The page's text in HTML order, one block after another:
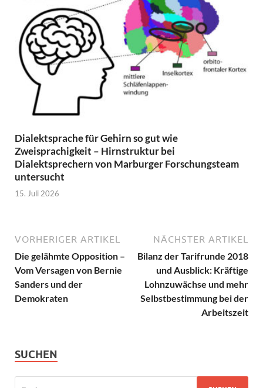
Dialektsprache für Gehirn so gut wie
Zweisprachigkeit – Hirnstruktur bei
Dialektsprechern von Marburger Forschungsteam
untersucht
15. Juli 2026
VORHERIGER ARTIKEL
Die gelähmte Opposition –
Vom Versagen von Bernie
Sanders und der
Demokraten
NÄCHSTER ARTIKEL
Bilanz der Tarifrunde 2018
und Ausblick: Kräftige
Lohnzuwächse und mehr
Selbstbestimmung bei der
Arbeitszeit
SUCHEN